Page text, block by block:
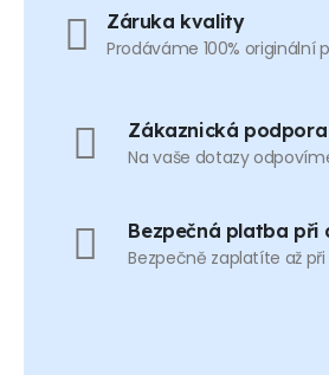
Záruka kvality
Prodáváme 100% originální
Zákaznická podpora
Na vaše dotazy
Bezpečná platba při
Bezpečně zaplatíte až